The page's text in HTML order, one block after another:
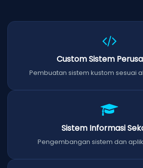
Custom Sistem
Pembuatan sistem kustom sesuai
Sistem Informasi
Pengembangan sistem dan